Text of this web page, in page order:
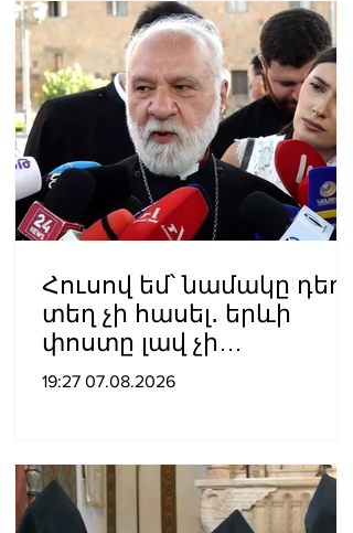
Հուսով եմ՝ նամակը դեռ
տեղ չի հասել․ երևի
փոստը լավ չի
աշխատում․ Նաթան
պատրիարքի լռության
մասին
19:27 07.08.2026